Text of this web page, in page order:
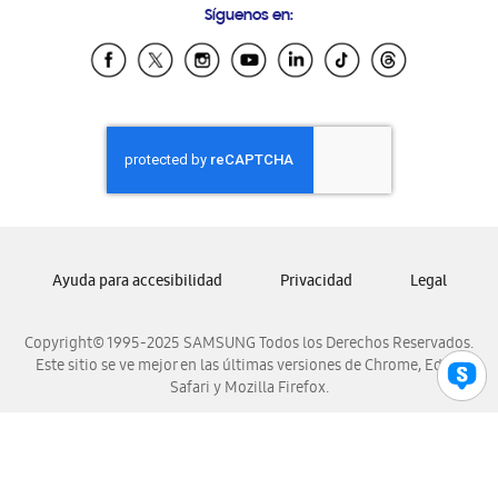
Samsung Ecuador
Samsung El Salvador
Samsung Honduras
Samsung Nicaragua
Samsung Panamá
Samsung Venezuela
Síguenos en:
Copyright© 1995-2025 SAMSUNG Todos los Derechos Reservados.
Este sitio se ve mejor en las últimas versiones de Chrome, Edge,
Safari y Mozilla Firefox.
Ayuda para accesibilidad Privacidad Legal